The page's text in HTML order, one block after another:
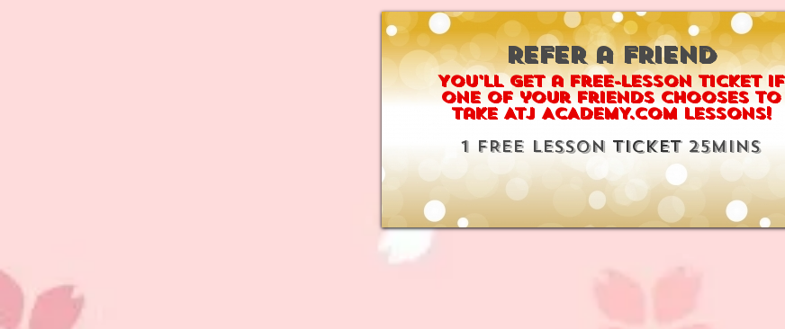
REFER a FRIEND
You'll get a free-lesson ticket if
one of your friends chooses to
take ATJ ACADEMY.com lessons!
1 FREE LESSON TICKET 25MINS